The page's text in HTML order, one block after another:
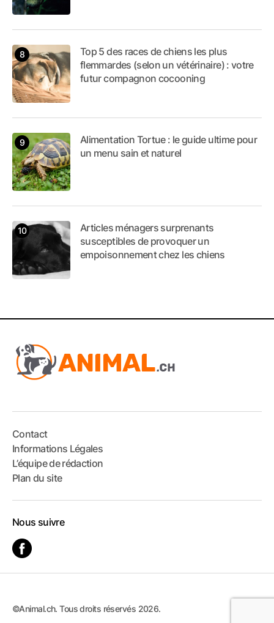
Top 5 des races de chiens les plus
flemmardes (selon un vétérinaire) : votre
futur compagnon cocooning
Alimentation Tortue : le guide ultime pour
un menu sain et naturel
Articles ménagers surprenants
susceptibles de provoquer un
empoisonnement chez les chiens
Contact
Informations Légales
L’équipe de rédaction
Plan du site
Nous suivre
©Animal.ch. Tous droits réservés 2026.